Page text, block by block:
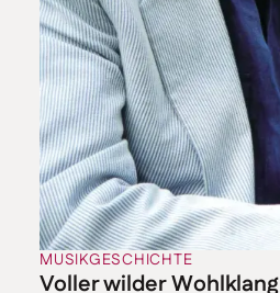
MUSIKGESCHICHTE
Voller wilder Wohlklang